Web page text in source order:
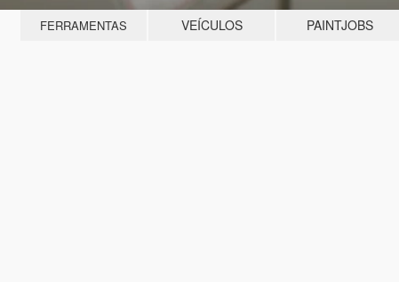
FERRAMENTAS VEÍCULOS PAINTJOBS